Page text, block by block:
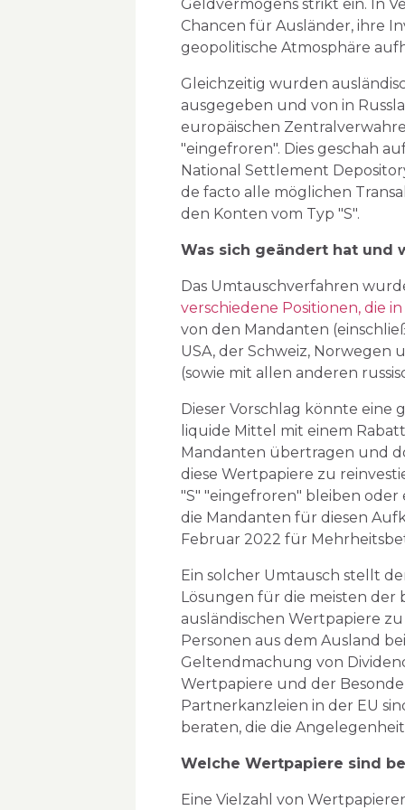
Geldvermögens strikt ein. In
Chancen für Ausländer, ihre
geopolitische Atmosphäre
Gleichzeitig wurden
ausgegeben und von in
europäischen
"eingefroren". Dies geschah
National Settlement
de facto alle möglichen
den Konten vom Typ "S".
Was sich geändert hat und
Das Umtauschverfahren
verschiedene Positionen, die
von den Mandanten
USA, der Schweiz, Norwegen
(sowie mit allen anderen
Dieser Vorschlag könnte eine
liquide Mittel mit einem
Mandanten übertragen und
diese Wertpapiere zu
"S" "eingefroren" bleiben
die Mandanten für diesen
Februar 2022 für
Ein solcher Umtausch stellt
Lösungen für die meisten
ausländischen Wertpapiere
Personen aus dem Ausland
Geltendmachung von
Wertpapiere und der
Partnerkanzleien in der EU
beraten, die die
Welche Wertpapiere sind
Eine Vielzahl von